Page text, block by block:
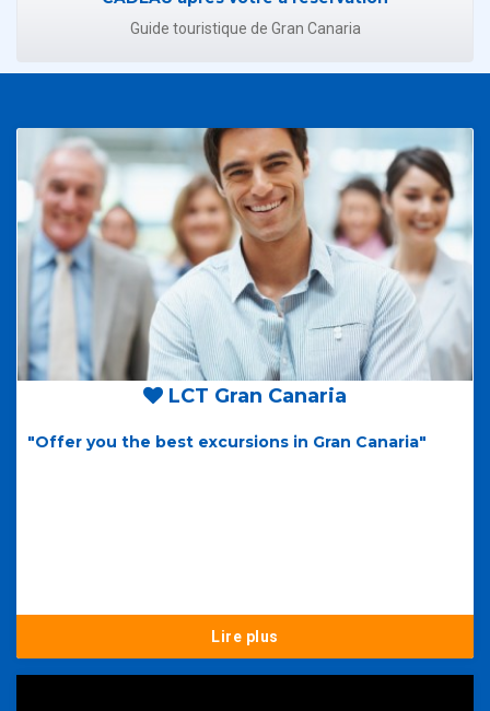
Guide touristique de Gran Canaria
LCT Gran Canaria
"Offer you the best excursions in Gran Canaria"
Lire plus